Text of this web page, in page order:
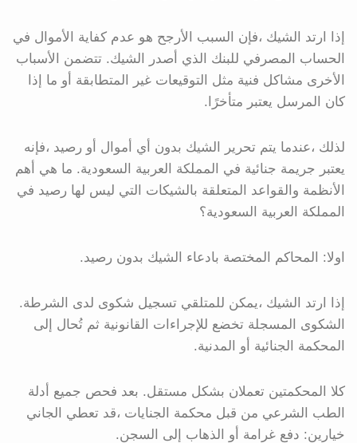
إذا ارتد الشيك ،فإن السبب الأرجح هو عدم كفاية الأموال في
الحساب المصرفي للبنك الذي أصدر الشيك. تتضمن الأسباب
الأخرى مشاكل فنية مثل التوقيعات غير المتطابقة أو ما إذا
كان المرسل يعتبر متأخرًا.
لذلك ،عندما يتم تحرير الشيك بدون أي أموال أو رصيد ،فإنه
يعتبر جريمة جنائية في المملكة العربية السعودية. ما هي أهم
الأنظمة والقواعد المتعلقة بالشيكات التي ليس لها رصيد في
المملكة العربية السعودية؟
اولا: المحاكم المختصة بادعاء الشيك بدون رصيد.
إذا ارتد الشيك ،يمكن للمتلقي تسجيل شكوى لدى الشرطة.
الشكوى المسجلة تخضع للإجراءات القانونية ثم تُحال إلى
المحكمة الجنائية أو المدنية.
كلا المحكمتين تعملان بشكل مستقل. بعد فحص جميع أدلة
الطب الشرعي من قبل محكمة الجنايات ،قد تعطي الجاني
خيارين: دفع غرامة أو الذهاب إلى السجن.